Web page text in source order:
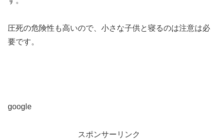
圧死の危険性も高いので、小さな子供と寝るのは注意は必
要です。
google
スポンサーリンク